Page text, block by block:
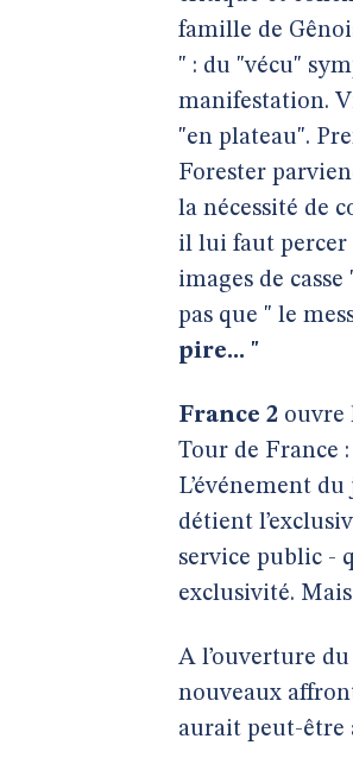
famille de
" : du "vécu"
manifestation.
"en plateau".
Forester
la nécessité de
il lui faut percer
images de
pas que " le
pire... "
France 2 ouvre
Tour de France
L’événement
détient
service public -
exclusivité.
A l’ouverture
nouveaux
aurait peut-être